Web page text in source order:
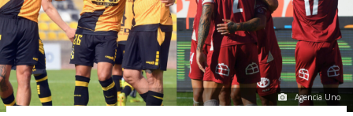
Agencia Uno